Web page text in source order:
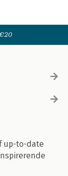
up-to-date